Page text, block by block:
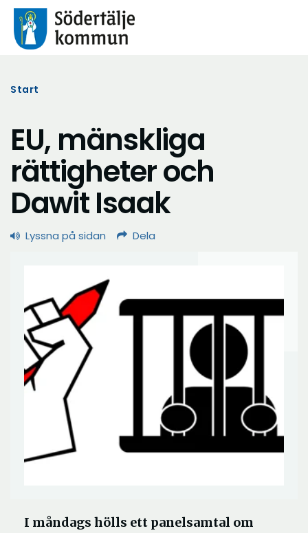
Start
EU, mänskliga
rättigheter och
Dawit Isaak
Lyssna på sidan Dela
I måndags hölls ett panelsamtal om